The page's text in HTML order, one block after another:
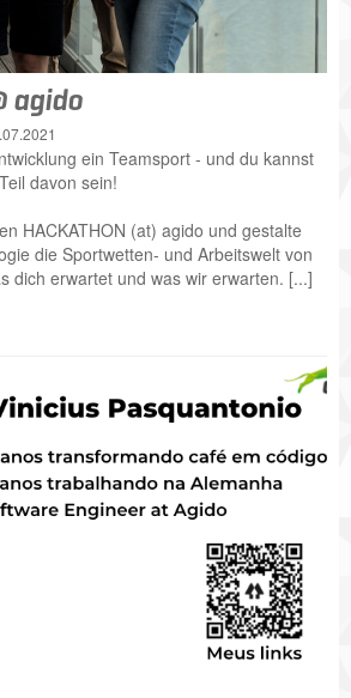
agido
ein Teamsport - und du kannst
davon sein!
HACKATHON (at) agido und gestalte
die Sportwetten- und Arbeitswelt von
dich erwartet und was wir erwarten. [...]